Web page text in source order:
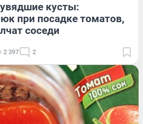
кусты:
при посадке томатов,
соседи
2 397 2